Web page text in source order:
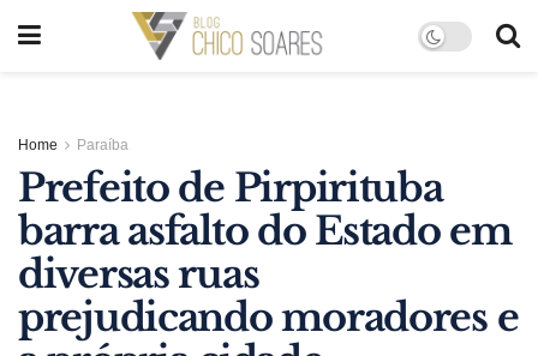
Home Paraíba
Prefeito de Pirpirituba
barra asfalto do Estado em
diversas ruas
prejudicando moradores e